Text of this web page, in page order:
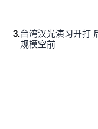
3.台湾汉光演习开打 后备动员
规模空前